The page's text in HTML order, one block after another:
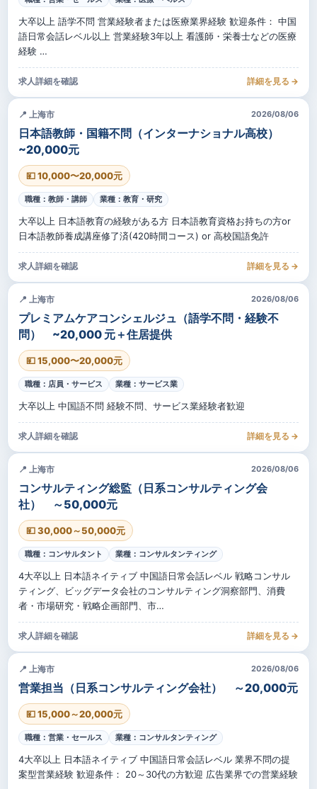
大卒以上 語学不問 営業経験者または医療業界経験 歓迎条件： 中国
語日常会話レベル以上 営業経験3年以上 看護師・栄養士などの医療
経験 …
求人詳細を確認 詳細を見る →
📍 上海市 2026/08/06
日本語教師・国籍不問（インターナショナル高校）
~20,000元
💴 10,000〜20,000元
職種：教師・講師 業種：教育・研究
大卒以上 日本語教育の経験がある方 日本語教育資格お持ちの方or
日本語教師養成講座修了済(420時間コース) or 高校国語免許
求人詳細を確認 詳細を見る →
📍 上海市 2026/08/06
プレミアムケアコンシェルジュ（語学不問・経験不
問） ~20,000 元＋住居提供
💴 15,000〜20,000元
職種：店員・サービス 業種：サービス業
大卒以上 中国語不問 経験不問、サービス業経験者歓迎
求人詳細を確認 詳細を見る →
📍 上海市 2026/08/06
コンサルティング総監（日系コンサルティング会
社） ～50,000元
💴 30,000～50,000元
職種：コンサルタント 業種：コンサルタンティング
4大卒以上 日本語ネイティブ 中国語日常会話レベル 戦略コンサル
ティング、ビッグデータ会社のコンサルティング洞察部門、消費
者・市場研究・戦略企画部門、市…
求人詳細を確認 詳細を見る →
📍 上海市 2026/08/06
営業担当（日系コンサルティング会社） ～20,000元
💴 15,000～20,000元
職種：営業・セールス 業種：コンサルタンティング
4大卒以上 日本語ネイティブ 中国語日常会話レベル 業界不問の提
案型営業経験 歓迎条件： 20～30代の方歓迎 広告業界での営業経験